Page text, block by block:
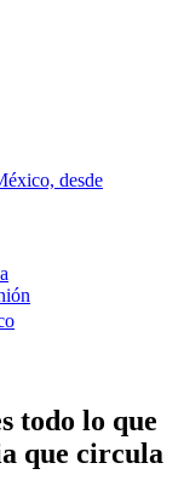
desde
todo lo que
que circula